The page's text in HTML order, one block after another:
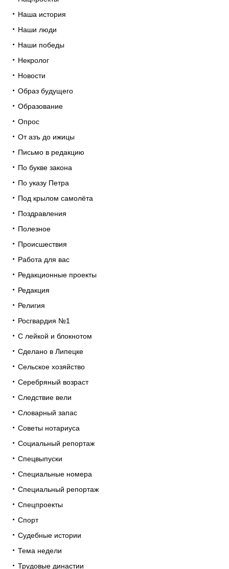
Наша история
Наши люди
Наши победы
Некролог
Новости
Образ будущего
Образование
Опрос
От азъ до ижицы
Письмо в редакцию
По букве закона
По указу Петра
Под крылом самолёта
Поздравления
Полезное
Происшествия
Работа для вас
Редакционные проекты
Редакция
Религия
Росгвардия №1
С лейкой и блокнотом
Сделано в Липецке
Сельское хозяйство
Серебряный возраст
Следствие вели
Словарный запас
Советы нотариуса
Социальный репортаж
Спецвыпуски
Специальные номера
Специальный репортаж
Спецпроекты
Спорт
Судебные истории
Тема недели
Трудовые династии